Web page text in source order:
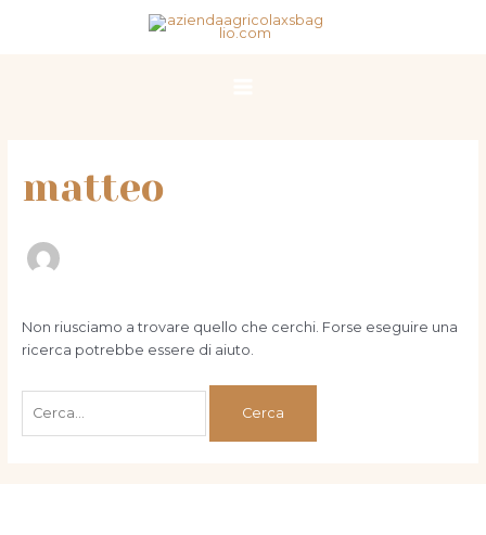
Main
matteo
Non riusciamo a trovare quello che cerchi. Forse eseguire una
ricerca potrebbe essere di aiuto.